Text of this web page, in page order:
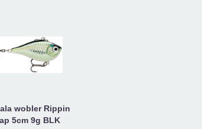
wobler Rippin
5cm 9g BLK